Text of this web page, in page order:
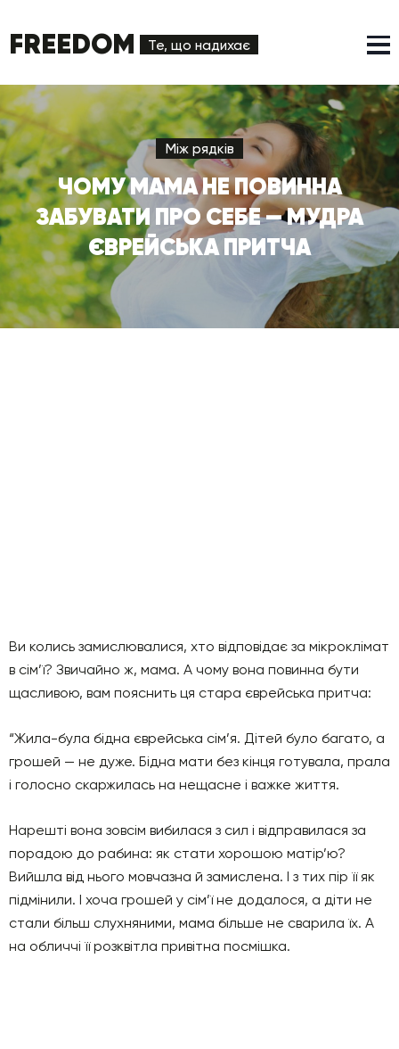
FREEDOM Те, що надихає
Між рядків
ЧОМУ МАМА НЕ ПОВИННА
ЗАБУВАТИ ПРО СЕБЕ — МУДРА
ЄВРЕЙСЬКА ПРИТЧА
Ви колись замислювалися, хто відповідає за мікроклімат
в сім’ї? Звичайно ж, мама. А чому вона повинна бути
щасливою, вам пояснить ця стара єврейська притча:
“Жила-була бідна єврейська сім’я. Дітей було багато, а
грошей — не дуже. Бідна мати без кінця готувала, прала
і голосно скаржилась на нещасне і важке життя.
Нарешті вона зовсім вибилася з сил і відправилася за
порадою до рабина: як стати хорошою матір’ю?
Вийшла від нього мовчазна й замислена. І з тих пір її як
підмінили. І хоча грошей у сім’ї не додалося, а діти не
стали більш слухняними, мама більше не сварила їх. А
на обличчі її розквітла привітна посмішка.